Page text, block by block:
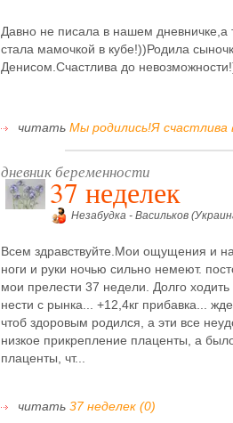
Давно не писала в нашем дневничке,а
стала мамочкой в кубе!))Родила
Денисом.Счастлива до
читать Мы родились!Я счастлива
дневник беременности
37 неделек
Незабудка - Васильков
Всем здравствуйте.Мои ощущения и
ноги и руки ночью сильно немеют.
мои прелести 37 недели. Долго
нести с рынка... +12,4кг прибавка...
чтоб здоровым родился, а эти все
низкое прикрепление плаценты, а
плаценты, чт...
читать 37 неделек (0)